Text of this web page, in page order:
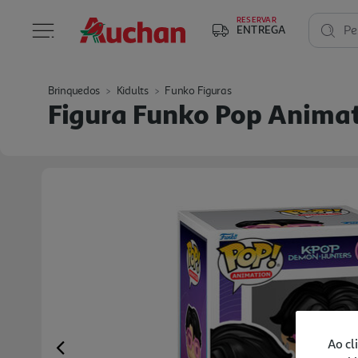
RESERVAR
ENTREGA
Brinquedos Kidults Funko Figuras
Figura Funko Pop
Ao